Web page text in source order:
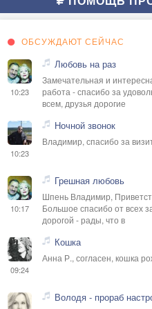
ОБСУЖДАЮТ СЕЙЧАС
10:23
Любовь на раз
Замечательная и
работа - спасибо за
всем, друзья дорогие
10:23
Ночной звонок
Владимир, спасибо за
10:17
Грешная любовь
Шпень Владимир,
Большое спасибо от всех
дорогой - рады, что в
09:24
Кошка
Анна Р., согласен, кошка
Володя - прораб